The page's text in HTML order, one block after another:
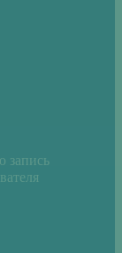
запись